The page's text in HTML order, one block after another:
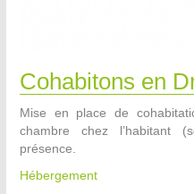
Cohabitons en
Mise en place de
chambre chez l’habitant
présence.
Hébergement